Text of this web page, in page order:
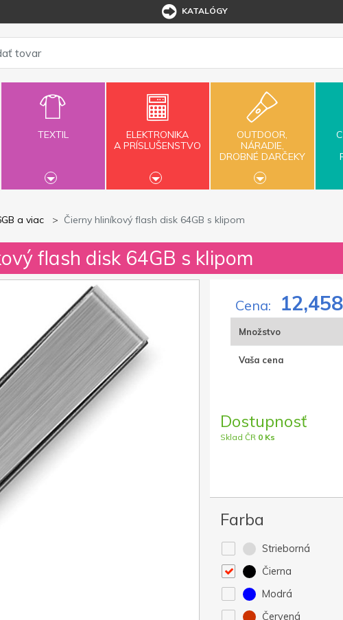
KATALÓGY
TEXTIL
ELEKTRONIKA
A PRÍSLUŠENSTVO
OUTDOOR,
NÁRADIE,
DROBNÉ DARČEKY
a viac Čierny hliníkový flash disk 64GB s klipom
flash disk 64GB s klipom
Cena:
Množstvo
Vaša cena
Dostupnosť
Sklad ČR 0 Ks
Farba
Strieborná
Čierna
Modrá
Červená